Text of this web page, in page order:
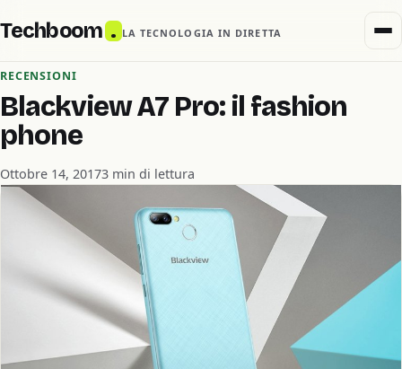
Techboom . LA TECNOLOGIA IN DIRETTA
RECENSIONI
Blackview A7 Pro: il fashion
phone
Ottobre 14, 20173 min di lettura